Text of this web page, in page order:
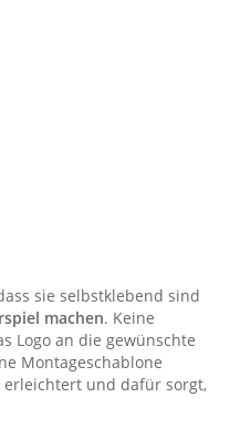
sie selbstklebend sind
machen. Keine
Logo an die gewünschte
Montageschablone
und dafür sorgt,